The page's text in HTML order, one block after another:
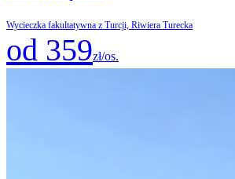
Wycieczka fakultatywna z Turcji, Riwiera Turecka
od 359zł/os.